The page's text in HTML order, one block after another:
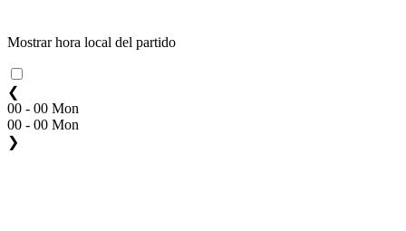
Mostrar hora local del partido
❮
00 - 00 Mon
00 - 00 Mon
❯